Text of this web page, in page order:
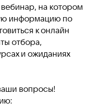
вебинар, на котором
информацию по
к онлайн
отбора,
и ожиданиях
вопросы!